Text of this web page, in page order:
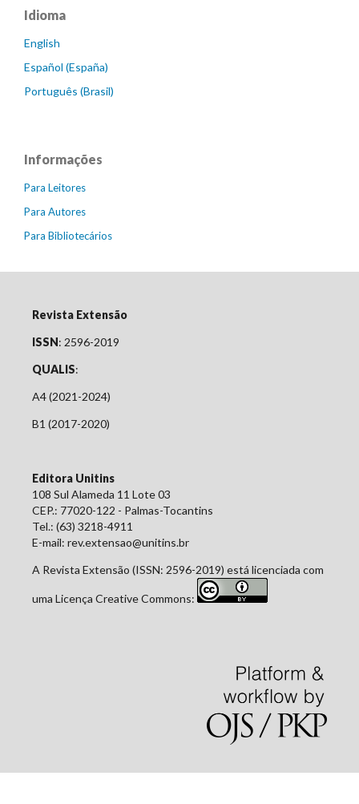
Idioma
English
Español (España)
Português (Brasil)
Informações
Para Leitores
Para Autores
Para Bibliotecários
Revista Extensão
ISSN: 2596-2019
QUALIS:
A4 (2021-2024)
B1 (2017-2020)
Editora Unitins
108 Sul Alameda 11 Lote 03
CEP.: 77020-122 - Palmas-Tocantins
Tel.: (63) 3218-4911
E-mail: rev.extensao@unitins.br
A Revista Extensão (ISSN: 2596-2019) está licenciada com
uma Licença Creative Commons: